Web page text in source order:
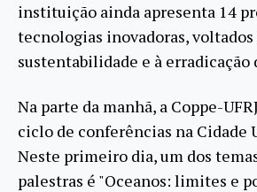
instituição ainda apresenta 14
tecnologias inovadoras, voltados
sustentabilidade e à erradicação
Na parte da manhã, a Coppe-
ciclo de conferências na Cidade
Neste primeiro dia, um dos
palestras é "Oceanos: limites e